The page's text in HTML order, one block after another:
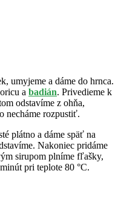
umyjeme a dáme do hrnca.
a badián. Privedieme k
odstavíme z ohňa,
necháme rozpustiť.
plátno a dáme späť na
Nakoniec pridáme
sirupom plníme fľašky,
pri teplote 80 °C.